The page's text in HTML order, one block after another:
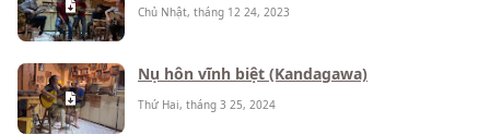
Chủ Nhật, tháng 12 24, 2023
Nụ hôn vĩnh biệt (Kandagawa)
Thứ Hai, tháng 3 25, 2024